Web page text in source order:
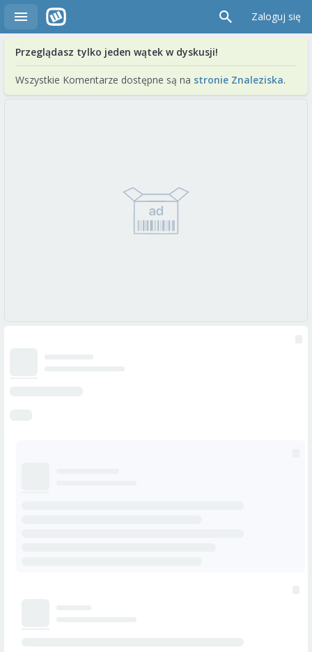
Zaloguj się
Przeglądasz tylko jeden wątek w dyskusji!
Wszystkie Komentarze dostępne są na stronie Znaleziska.